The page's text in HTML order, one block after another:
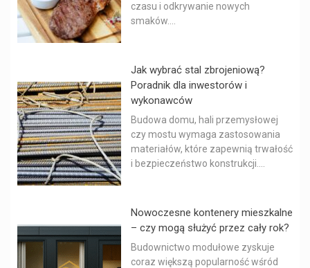
czasu i odkrywanie nowych
smaków....
Jak wybrać stal zbrojeniową?
Poradnik dla inwestorów i
wykonawców
Budowa domu, hali przemysłowej
czy mostu wymaga zastosowania
materiałów, które zapewnią trwałość
i bezpieczeństwo konstrukcji....
Nowoczesne kontenery mieszkalne
– czy mogą służyć przez cały rok?
Budownictwo modułowe zyskuje
coraz większą popularność wśród